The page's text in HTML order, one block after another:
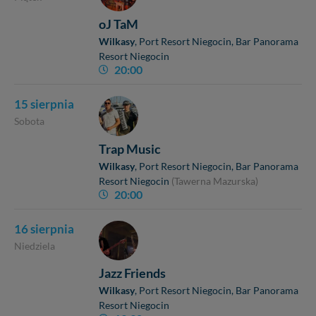
oJ TaM
Wilkasy, Port Resort Niegocin, Bar Panorama
Resort Niegocin
20:00
15 sierpnia
Sobota
Trap Music
Wilkasy, Port Resort Niegocin, Bar Panorama
Resort Niegocin (Tawerna Mazurska)
20:00
16 sierpnia
Niedziela
Jazz Friends
Wilkasy, Port Resort Niegocin, Bar Panorama
Resort Niegocin